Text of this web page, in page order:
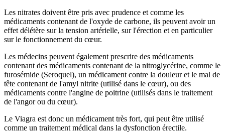
Les nitrates doivent être pris avec prudence et comme les
médicaments contenant de l'oxyde de carbone, ils peuvent avoir un
effet délétère sur la tension artérielle, sur l'érection et en particulier
sur le fonctionnement du cœur.
Les médecins peuvent également prescrire des médicaments
contenant des médicaments contenant de la nitroglycérine, comme le
furosémide (Seroquel), un médicament contre la douleur et le mal de
tête contenant de l'amyl nitrite (utilisé dans le cœur), ou des
médicaments contre l'angine de poitrine (utilisés dans le traitement
de l'angor ou du cœur).
Le Viagra est donc un médicament très fort, qui peut être utilisé
comme un traitement médical dans la dysfonction érectile.